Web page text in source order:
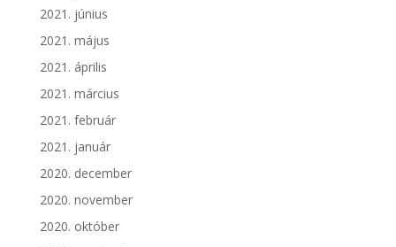
2021. június
2021. május
2021. április
2021. március
2021. február
2021. január
2020. december
2020. november
2020. október